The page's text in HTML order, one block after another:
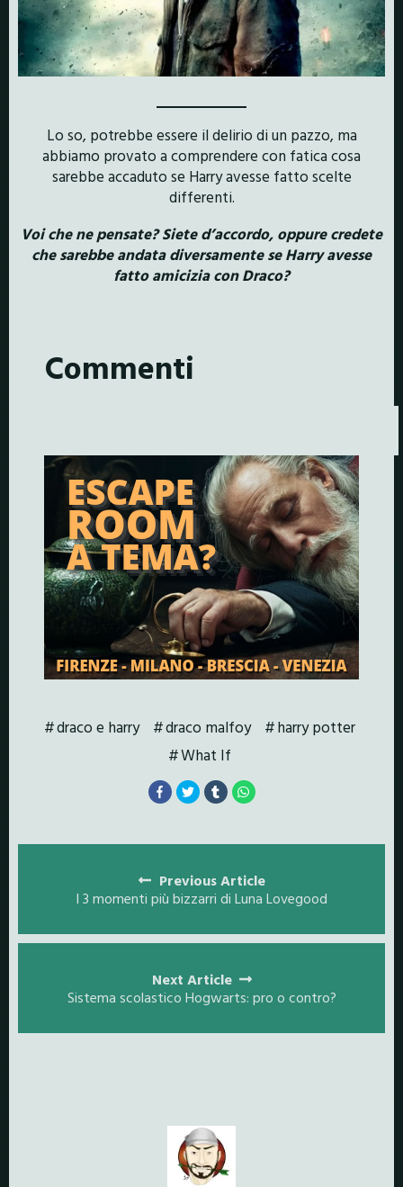
Lo so, potrebbe essere il delirio di un pazzo, ma
abbiamo provato a comprendere con fatica cosa
sarebbe accaduto se Harry avesse fatto scelte
differenti.
Voi che ne pensate? Siete d’accordo, oppure credete
che sarebbe andata diversamente se Harry avesse
fatto amicizia con Draco?
Commenti
draco e harry draco malfoy
harry potter
What If
navigation
Previous Article
I 3 momenti più bizzarri di Luna Lovegood
Next Article
Sistema scolastico Hogwarts: pro o contro?